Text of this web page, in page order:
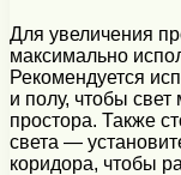
Для увеличения
максимально
Рекомендуется
и полу, чтобы
простора. Также
света —
коридора, чтобы